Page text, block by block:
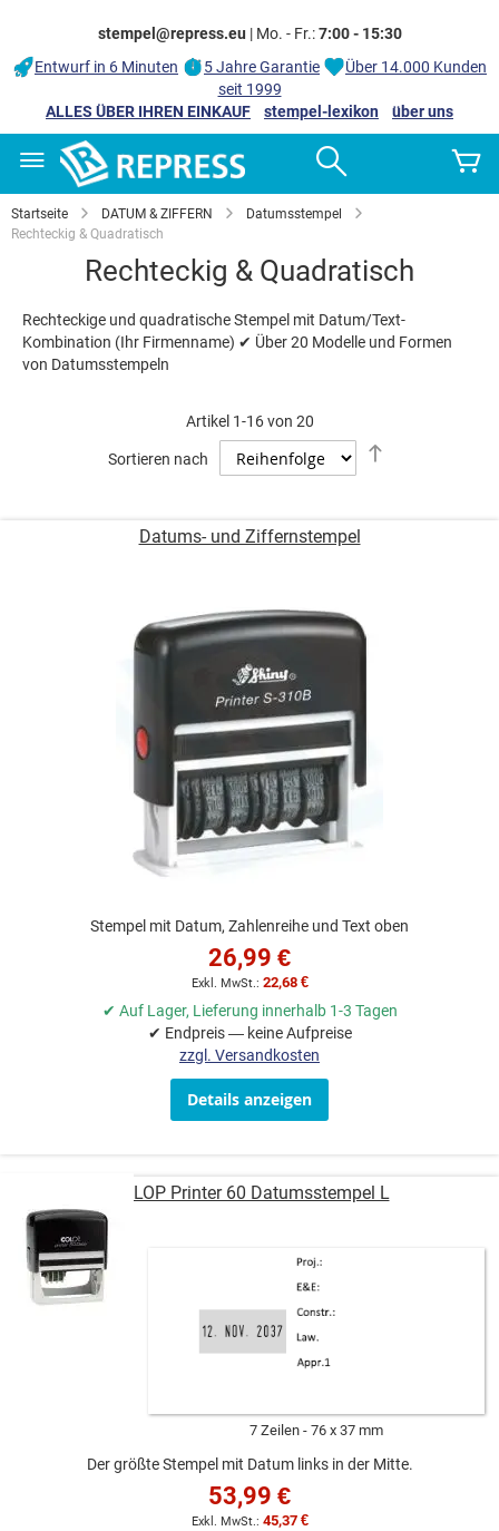
stempel@repress.eu | Mo. - Fr.:7:00 - 15:30
Entwurf in 6 Minuten
5 Jahre Garantie
Über 14.000 Kunden
seit 1999
ALLES ÜBER IHREN EINKAUF
stempel-lexikon
über uns
Startseite DATUM & ZIFFERN
Datumsstempel
Rechteckig & Quadratisch
Rechteckig & Quadratisch
Rechteckige und quadratische Stempel mit Datum/Text-
Kombination (Ihr Firmenname) ✔ Über 20 Modelle und Formen
von Datumsstempeln
Artikel 1-16von 20
Sortieren nach
Datums- und Ziffernstempel
Stempel mit Datum, Zahlenreihe und Text oben
26,99 €
22,68 €
✔ Auf Lager, Lieferung innerhalb 1-3 Tagen
✔ Endpreis — keine Aufpreise
zzgl. Versandkosten
Details anzeigen
COLOP Printer 60 Datumsstempel L
7 Zeilen 76 x 37 mm
Der größte Stempel mit Datum links in der Mitte.
53,99 €
45,37 €